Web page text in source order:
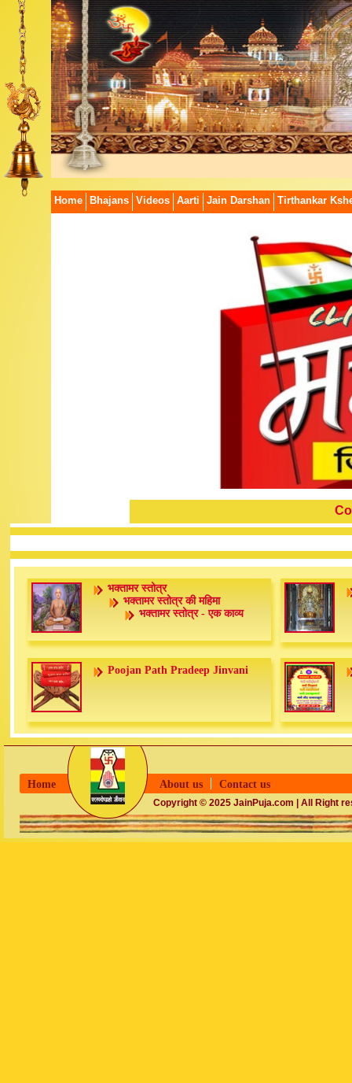
Home Bhajans Videos Aarti Jain Darshan Tirthankar
भक्तामर स्तोत्र
भक्तामर स्तोत्र की महिमा
भक्तामर स्तोत्र - एक काव्य
Poojan Path Pradeep Jinvani
Home About us Contact us
Copyright © 2025 JainPuja.com | All Right